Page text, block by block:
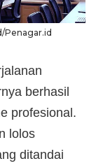
Penagar.id
berhasil
profesional.
lolos
ditandai